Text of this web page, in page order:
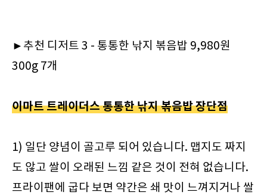
►추천 디저트 3 - 통통한 낚지 볶음밥 9,980원
300g 7개
이마트 트레이더스 통통한 낚지 볶음밥 장단점
1) 일단 양념이 골고루 되어 있습니다. 맵지도 짜지
도 않고 쌀이 오래된 느낌 같은 것이 전혀 없습니다.
프라이팬에 굽다 보면 약간은 쇄 맛이 느껴지거나 쌀